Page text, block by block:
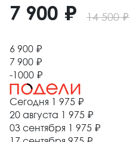
14 500 ₽
7 900 ₽
6 900 ₽
7 900 ₽
-1000 ₽
Сегодня 1 975 ₽
20 августа 1 975 ₽
03 сентября 1 975 ₽